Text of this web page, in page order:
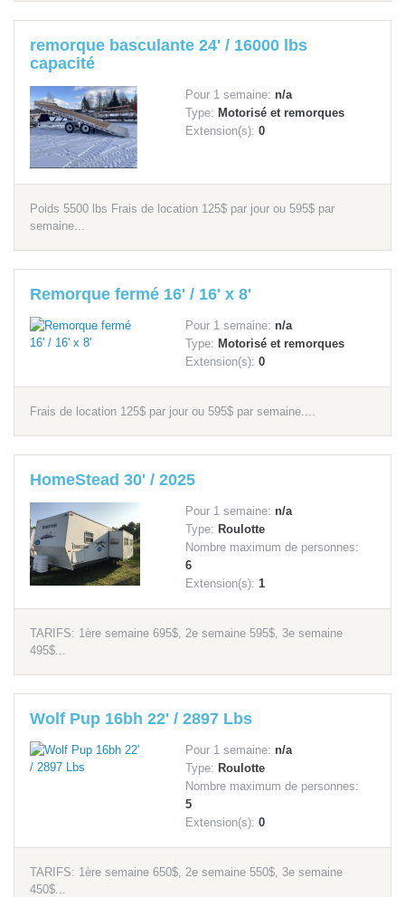
remorque basculante 24' / 16000 lbs
capacité
Pour 1 semaine: n/a
Type: Motorisé et remorques
Extension(s): 0
Poids 5500 lbs Frais de location 125$ par jour ou 595$ par
semaine...
Remorque fermé 16' / 16' x 8'
Pour 1 semaine: n/a
Type: Motorisé et remorques
Extension(s): 0
Frais de location 125$ par jour ou 595$ par semaine....
HomeStead 30' / 2025
Pour 1 semaine: n/a
Type: Roulotte
Nombre maximum de personnes:
6
Extension(s): 1
TARIFS: 1ère semaine 695$, 2e semaine 595$, 3e semaine
495$...
Wolf Pup 16bh 22' / 2897 Lbs
Pour 1 semaine: n/a
Type: Roulotte
Nombre maximum de personnes:
5
Extension(s): 0
TARIFS: 1ère semaine 650$, 2e semaine 550$, 3e semaine
450$...